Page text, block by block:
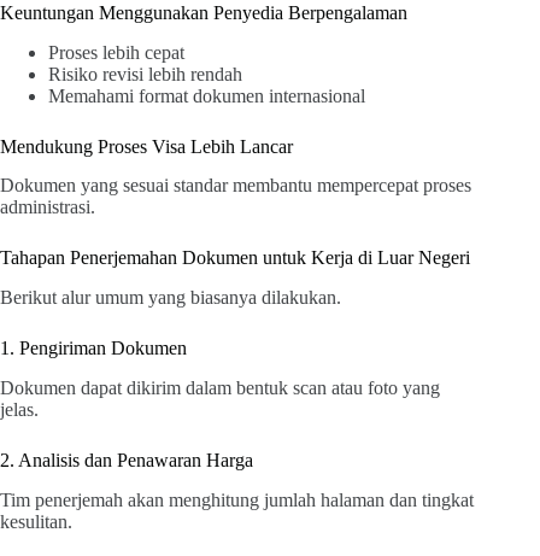
Keuntungan Menggunakan Penyedia Berpengalaman
Proses lebih cepat
Risiko revisi lebih rendah
Memahami format dokumen internasional
Mendukung Proses Visa Lebih Lancar
Dokumen yang sesuai standar membantu mempercepat proses
administrasi.
Tahapan Penerjemahan Dokumen untuk Kerja di Luar Negeri
Berikut alur umum yang biasanya dilakukan.
1. Pengiriman Dokumen
Dokumen dapat dikirim dalam bentuk scan atau foto yang
jelas.
2. Analisis dan Penawaran Harga
Tim penerjemah akan menghitung jumlah halaman dan tingkat
kesulitan.